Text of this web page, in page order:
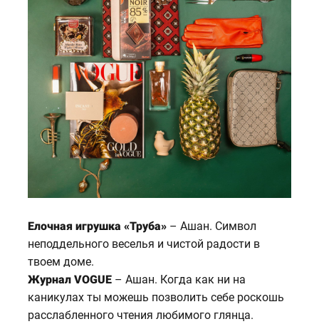
Елочная игрушка «Труба»– Ашан. Символ
неподдельного веселья и чистой радости в
твоем доме.
Журнал VOGUE – Ашан. Когда как ни на
каникулах ты можешь позволить себе роскошь
расслабленного чтения любимого глянца.